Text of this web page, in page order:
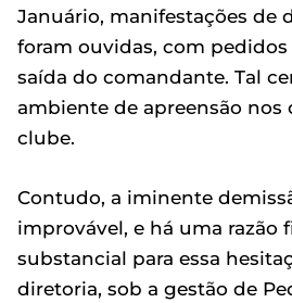
Januário, manifestações de
foram ouvidas, com
saída do comandante. Tal
ambiente de apreensão nos
clube.
Contudo, a iminente
improvável, e há uma razão
substancial para essa
diretoria, sob a gestão de